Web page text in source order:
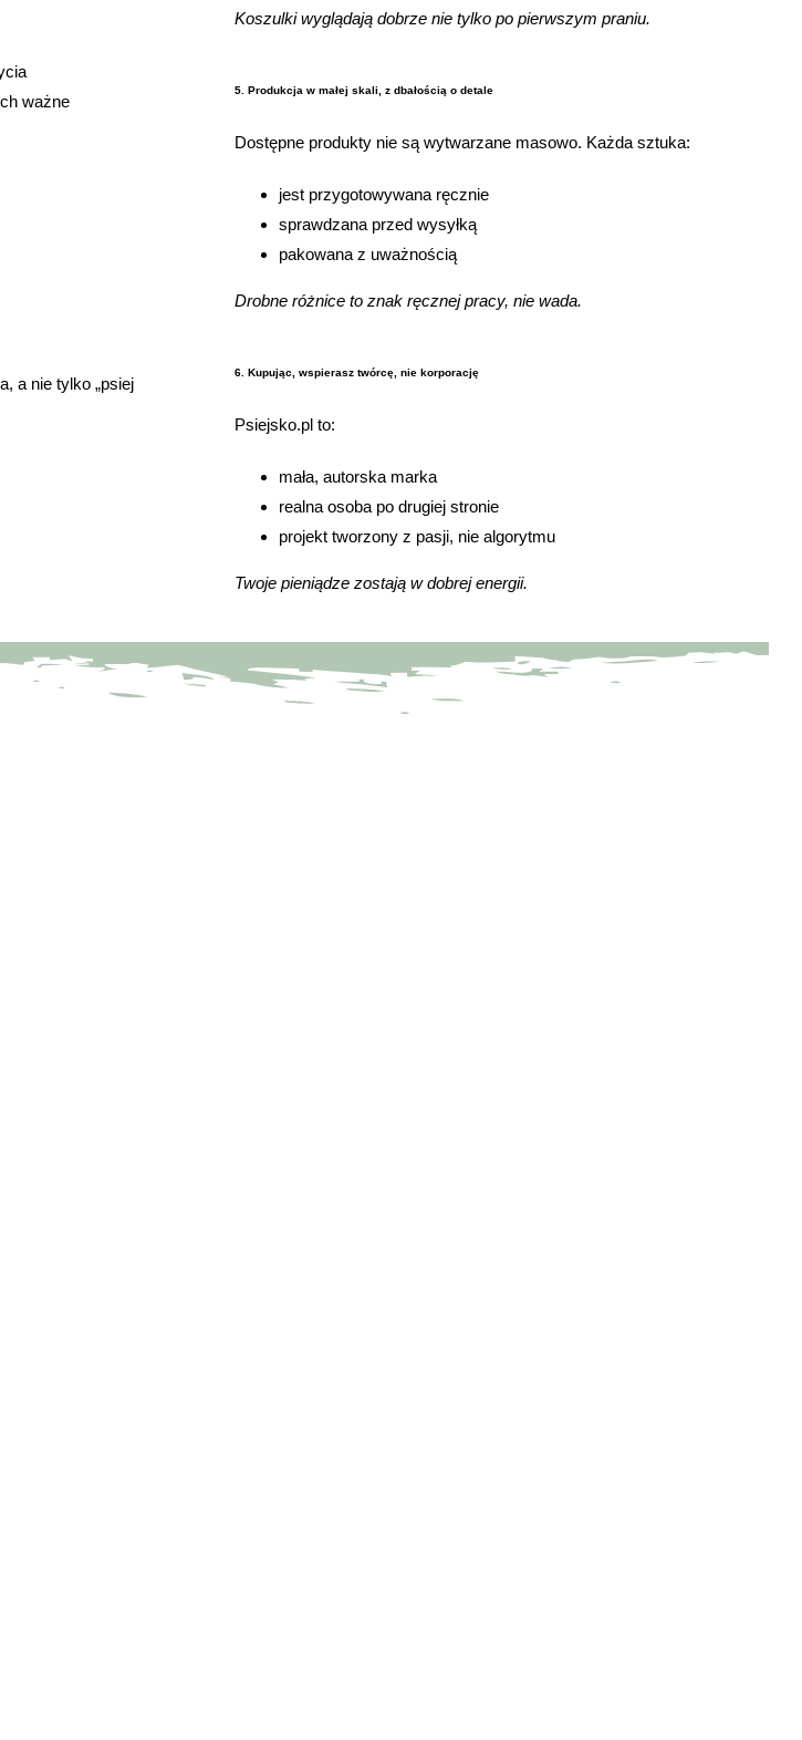
ważne
a nie tylko „psiej
Koszulki wyglądają dobrze nie tylko po pierwszym praniu.
5. Produkcja w małej skali, z dbałością o detale
Dostępne produkty nie są wytwarzane masowo. Każda sztuka:
jest przygotowywana ręcznie
sprawdzana przed wysyłką
pakowana z uważnością
Drobne różnice to znak ręcznej pracy, nie wada.
6. Kupując, wspierasz twórcę, nie korporację
Psiejsko.pl to:
mała, autorska marka
realna osoba po drugiej stronie
projekt tworzony z pasji, nie algorytmu
Twoje pieniądze zostają w dobrej energii.